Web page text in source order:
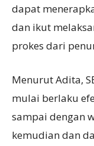
dapat
dan ikut
prokes dari
Menurut Adita,
mulai berlaku
sampai dengan
kemudian dan